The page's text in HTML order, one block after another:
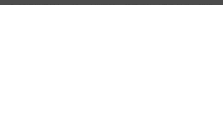
辦理退換貨時，商品（組合商品恕無法接受單獨退貨）必須